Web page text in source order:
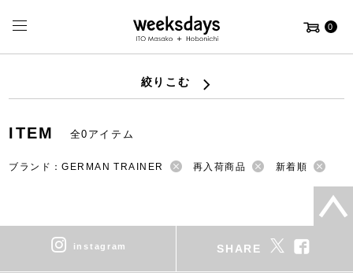
0
絞りこむ
ITEM 全0アイテム
ブランド：GERMAN TRAINER 再入荷商品 新着順
instagram SHARE